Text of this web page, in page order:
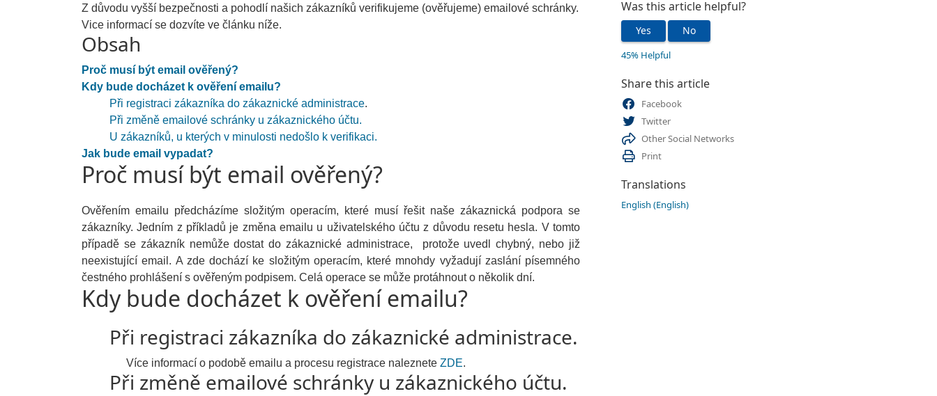
Z důvodu vyšší bezpečnosti a pohodlí našich zákazníků verifikujeme (ověřujeme) emailové schránky.
Vice informací se dozvíte ve článku níže.
Obsah
Proč musí být email ověřený?
Kdy bude docházet k ověření emailu?
Při registraci zákazníka do zákaznické administrace.
Při změně emailové schránky u zákaznického účtu.
U zákazníků, u kterých v minulosti nedošlo k verifikaci.
Jak bude email vypadat?
Proč musí být email ověřený?
Ověřením emailu předcházíme složitým operacím, které musí řešit naše zákaznická podpora se
zákazníky. Jedním z příkladů je změna emailu u uživatelského účtu z důvodu resetu hesla. V tomto
případě se zákazník nemůže dostat do zákaznické administrace, protože uvedl chybný, nebo již
neexistující email. A zde dochází ke složitým operacím, které mnohdy vyžadují zaslání písemného
čestného prohlášení s ověřeným podpisem. Celá operace se může protáhnout o několik dní.
Kdy bude docházet k ověření emailu?
Při registraci zákazníka do zákaznické administrace.
Více informací o podobě emailu a procesu registrace naleznete ZDE.
Při změně emailové schránky u zákaznického účtu.
Was this article helpful?
Yes No
45% Helpful
Share this article
Facebook
Twitter
Other Social Networks
Print
Translations
English (English)